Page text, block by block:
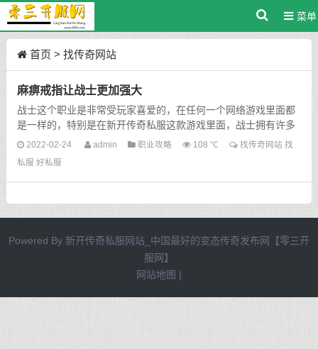
菜单
首页 > 找传奇网站
麻痹戒指让战士更加强大
战士这个职业是非常受玩家喜爱的，在任何一个网络游戏里面都
是一样的，特别是在新开传奇私服这款游戏里面，战士拥有许多
的拥护者，其中还有许许多多的人民币玩家，这些玩家们对战...
2022-02-24 admin 职业攻略 108 ℃ 找传奇网站 找
私服 好私服
Powered By 新开传奇私服网站_中国最好的变态传奇发布网【零三开
服网】
网站地图 |